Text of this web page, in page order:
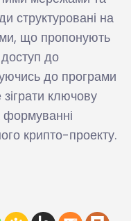
структуровані на
що пропонують
до
до програми
ключову
формуванні
крипто-проекту.